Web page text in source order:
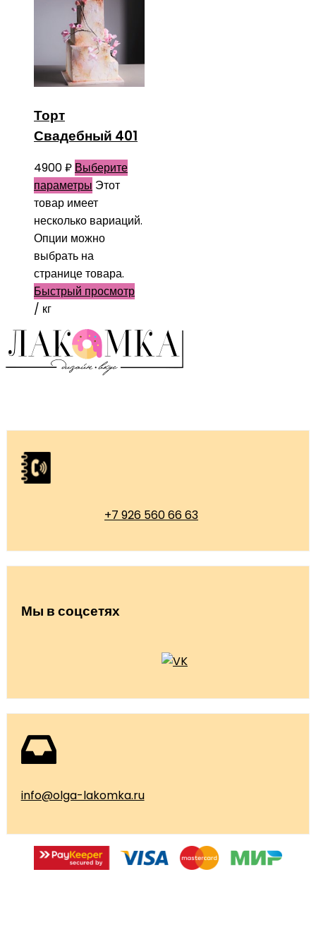
Торт
Свадебный 401
4900₽ Выберите
параметры Этот
товар имеет
несколько вариаций.
Опции можно
выбрать на
странице товара.
Быстрый просмотр
/ кг
+7 926 560 66 63
Мы в соцсетях
info@olga-lakomka.ru